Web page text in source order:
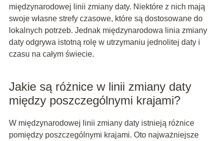
międzynarodowej linii zmiany daty. Niektóre z nich mają
swoje własne strefy czasowe, które są dostosowane do
lokalnych potrzeb. Jednak międzynarodowa linia zmiany
daty odgrywa istotną rolę w utrzymaniu jednolitej daty i
czasu na całym świecie.
Jakie są różnice w linii zmiany daty
między poszczególnymi krajami?
W międzynarodowej linii zmiany daty istnieją różnice
pomiędzy poszczególnymi krajami. Oto najważniejsze